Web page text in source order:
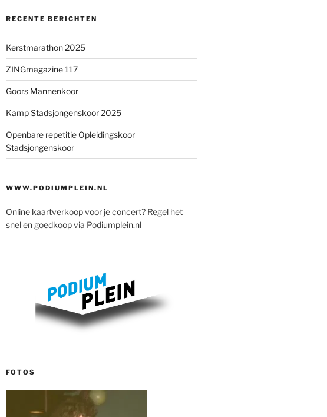
RECENTE BERICHTEN
Kerstmarathon 2025
ZINGmagazine 117
Goors Mannenkoor
Kamp Stadsjongenskoor 2025
Openbare repetitie Opleidingskoor
Stadsjongenskoor
WWW.PODIUMPLEIN.NL
Online kaartverkoop voor je concert? Regel het
snel en goedkoop via Podiumplein.nl
FOTOS